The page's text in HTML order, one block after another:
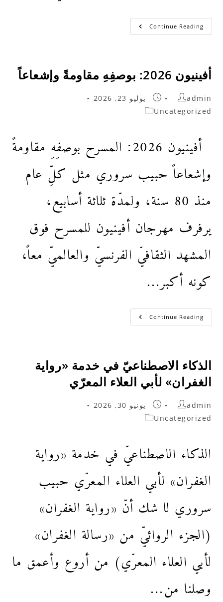
Continue Reading
أفينيون 2026: بوصفِهِ مقاومةً وإشعاعاً
admin
يوليو 23, 2026
Uncategorized
أفينيون 2026: المسرح بوصفِهِ مقاومةً
وإشعاعاً حبيب سروري مثل كلِّ عام
منذ 80 سنة، ولمدّة ثلاثة أسابيع،
يرفرف مهرجان أفينيون للمسرح فوق
المشهد الثقافيّ الفرنسيّ والعالميّ معاً،
كونه أكبر…
Continue Reading
الذكاء الاصطناعيّ في خدمة «رواية
الغفران» لأبي العلاء المعرّي
admin
يونيو 30, 2026
Uncategorized
الذكاء الاصطناعيّ في خدمة «رواية
الغفران» لأبي العلاء المعرّي حبيب
سروري لا شك أنّ «رواية الغفران»
(الجزء الروائيّ من «رسالة الغفران»
لأبي العلاء المعرّي) من أروع وأعمق ما
وصلنا من…